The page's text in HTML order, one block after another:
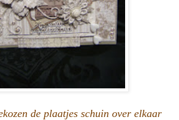
de plaatjes schuin over elkaar